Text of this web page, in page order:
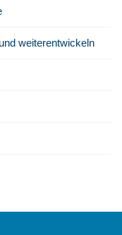
weiterentwickeln